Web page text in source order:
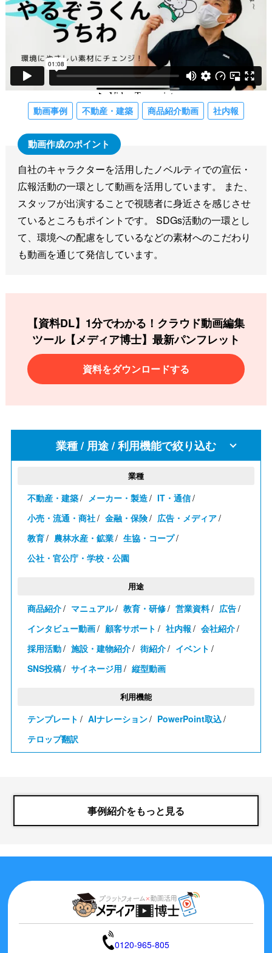
動画事例 不動産・建築 商品紹介動画 社内報
自社のキャラクターを活用したノベルティでの宣伝・
広報活動の一環として動画を活用しています。 また、
スタッフが出演することで視聴者に身近さを感じさせ
ているところもポイントです。 SDGs活動の一環とし
て、環境への配慮をしているなどの素材へのこだわり
も動画を通じて発信しています。
【資料DL】1分でわかる！クラウド動画編集
ツール【メディア博士】最新パンフレット
資料をダウンロードする
業種 / 用途 / 利用機能で絞り込む
業種
不動産・建築 メーカー・製造
IT・通信
小売・流通・商社
金融・保険
広告・メディア
教育
農林水産・鉱業
生協・コープ
公社・官公庁・学校・公園
用途
商品紹介 マニュアル 教育・研修 営業資料
広告
インタビュー動画
顧客サポート 社内報
会社紹介
採用活動
施設・建物紹介 街紹介
イベント
SNS投稿
サイネージ用 縦型動画
利用機能
テンプレート AIナレーション
PowerPoint取込
テロップ翻訳
事例紹介をもっと見る
0120-965-805